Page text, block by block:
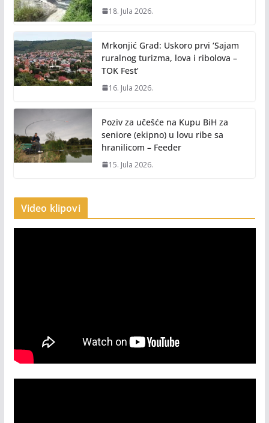
18. Jula 2026.
Mrkonjić Grad: Uskoro prvi ‘Sajam
ruralnog turizma, lova i ribolova –
TOK Fest’
16. Jula 2026.
Poziv za učešće na Kupu BiH za
seniore (ekipno) u lovu ribe sa
hranilicom – Feeder
15. Jula 2026.
Video klipovi